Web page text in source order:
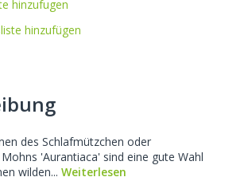
hinzufugen
hinzufügen
des Schlafmützchen oder
'Aurantiaca' sind eine gute Wahl
wilden... Weiterlesen